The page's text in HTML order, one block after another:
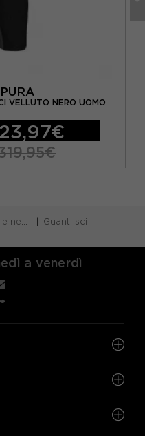
VELLUTO NERO UOMO
neve
Guanti sci
a venerdì